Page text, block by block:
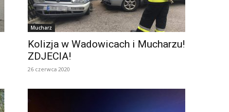
Mucharz
Kolizja w Wadowicach i Mucharzu!
ZDJECIA!
26 czerwca 2020